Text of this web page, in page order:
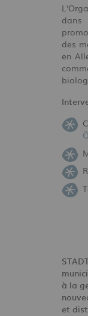
des
en
à la
et